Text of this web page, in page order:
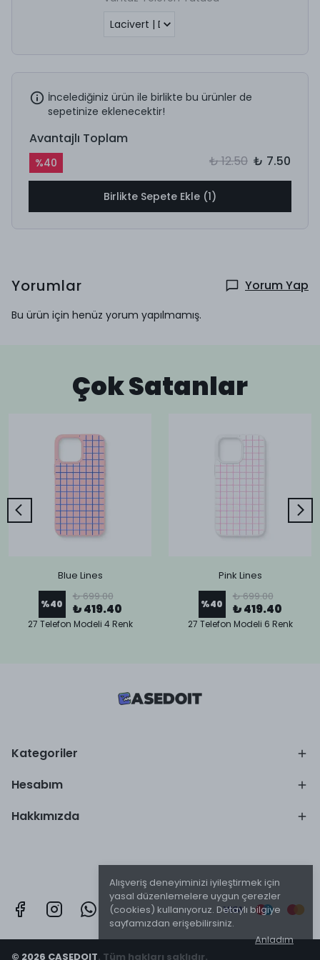
Alışveriş deneyiminizi iyileştirmek için
yasal düzenlemelere uygun çerezler
(cookies) kullanıyoruz. Detaylı bilgiye
sayfamızdan erişebilirsiniz.
Anladım
İncelediğiniz ürün ile birlikte bu ürünler de
sepetinize eklenecektir!
Avantajlı Toplam
%40 ₺ 12.50 ₺ 7.50
Birlikte Sepete Ekle (1)
Yorumlar Yorum Yap
Bu ürün için henüz yorum yapılmamış.
Çok Satanlar
Blue Lines
%40
₺ 699.00
₺ 419.40
27 Telefon Modeli 4 Renk
Pink Lines
%40
₺ 699.00
₺ 419.40
27 Telefon Modeli 6 Renk
Kategoriler
Hesabım
Hakkımızda
© 2026 CASEDOIT. Tüm hakları saklıdır.